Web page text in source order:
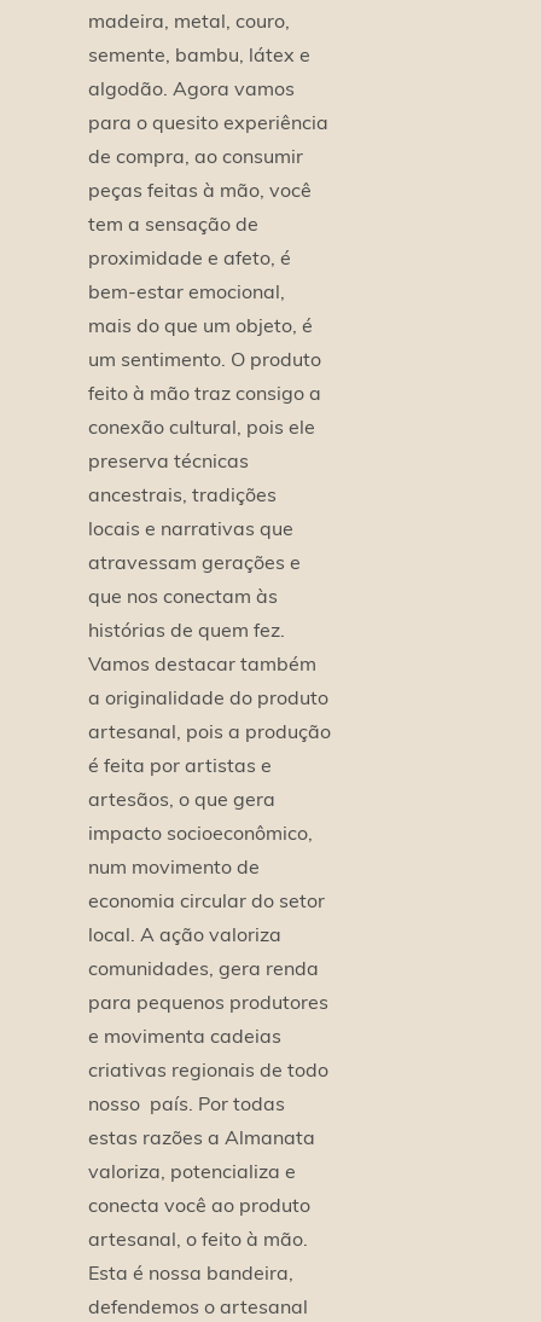
madeira, metal, couro,
semente, bambu, látex e
algodão. Agora vamos
para o quesito experiência
de compra, ao consumir
peças feitas à mão, você
tem a sensação de
proximidade e afeto, é
bem-estar emocional,
mais do que um objeto, é
um sentimento. O produto
feito à mão traz consigo a
conexão cultural, pois ele
preserva técnicas
ancestrais, tradições
locais e narrativas que
atravessam gerações e
que nos conectam às
histórias de quem fez.
Vamos destacar também
a originalidade do produto
artesanal, pois a produção
é feita por artistas e
artesãos, o que gera
impacto socioeconômico,
num movimento de
economia circular do setor
local. A ação valoriza
comunidades, gera renda
para pequenos produtores
e movimenta cadeias
criativas regionais de todo
nosso país. Por todas
estas razões a Almanata
valoriza, potencializa e
conecta você ao produto
artesanal, o feito à mão.
Esta é nossa bandeira,
defendemos o artesanal